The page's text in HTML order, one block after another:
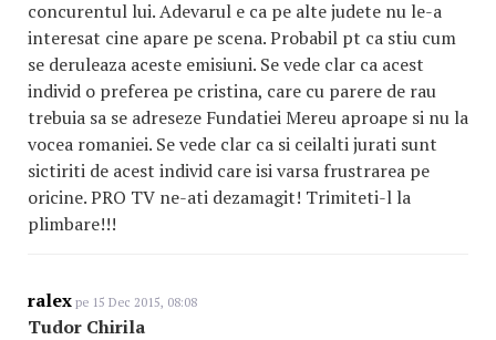
concurentul lui. Adevarul e ca pe alte judete nu le-a
interesat cine apare pe scena. Probabil pt ca stiu cum
se deruleaza aceste emisiuni. Se vede clar ca acest
individ o preferea pe cristina, care cu parere de rau
trebuia sa se adreseze Fundatiei Mereu aproape si nu la
vocea romaniei. Se vede clar ca si ceilalti jurati sunt
sictiriti de acest individ care isi varsa frustrarea pe
oricine. PRO TV ne-ati dezamagit! Trimiteti-l la
plimbare!!!
ralex pe 15 Dec 2015, 08:08
Tudor Chirila